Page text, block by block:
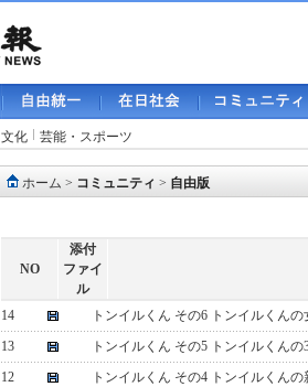
文化 芸能・スポーツ
ホーム > コミュニティ > 自由版
NO
添付
ファイ
ル
14
トンイルくん その6 トンイルくん
13
トンイルくん その5 トンイルくん
12
トンイルくん その4 トンイルくん